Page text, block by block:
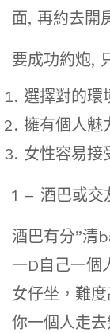
面, 再約去開
要成功約炮,
選擇對的
擁有個人魅
女性容易接
1 – 酒巴或交
酒巴有分”清
一D自己一個
女仔坐，難
你一個人走